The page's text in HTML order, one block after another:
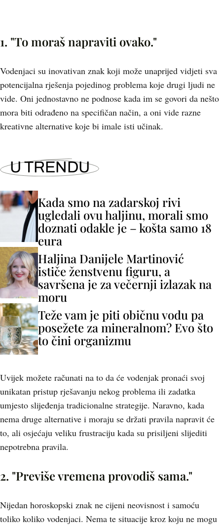
1. "To moraš napraviti ovako."
Vodenjaci su inovativan znak koji može unaprijed vidjeti sva
potencijalna rješenja pojedinog problema koje drugi ljudi ne
vide. Oni jednostavno ne podnose kada im se govori da nešto
mora biti odrađeno na specifičan način, a oni vide razne
kreativne alternative koje bi imale isti učinak.
U TRENDU
Kada smo na zadarskoj rivi
ugledali ovu haljinu, morali smo
doznati odakle je – košta samo 18
eura
Haljina Danijele Martinović
ističe ženstvenu figuru, a
savršena je za večernji izlazak na
moru
Teže vam je piti običnu vodu pa
posežete za mineralnom? Evo što
to čini organizmu
Uvijek možete računati na to da će vodenjak pronaći svoj
unikatan pristup rješavanju nekog problema ili zadatka
umjesto slijeđenja tradicionalne strategije. Naravno, kada
nema druge alternative i moraju se držati pravila napravit će
to, ali osjećaju veliku frustraciju kada su prisiljeni slijediti
nepotrebna pravila.
2. "Previše vremena provodiš sama."
Nijedan horoskopski znak ne cijeni neovisnost i samoću
toliko koliko vodenjaci. Nema te situacije kroz koju ne mogu